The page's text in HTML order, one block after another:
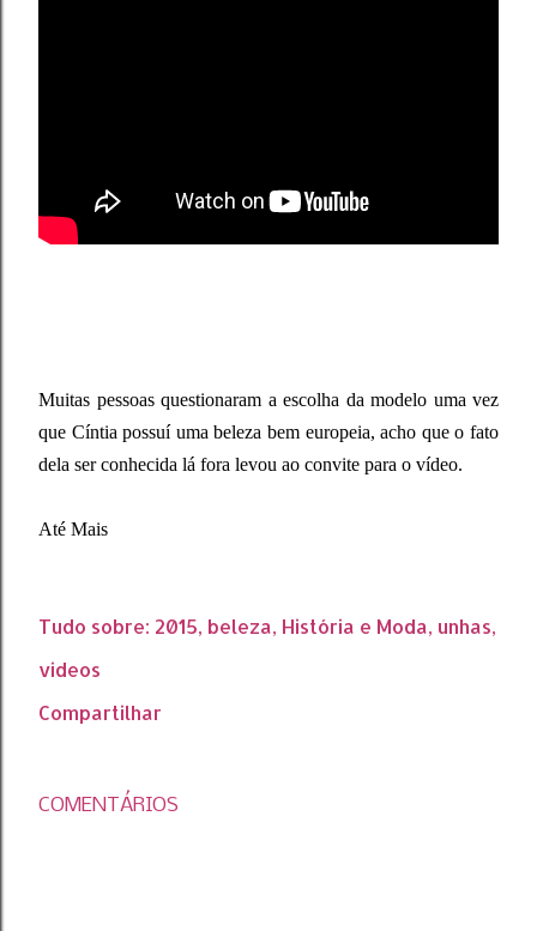
Muitas pessoas questionaram a escolha da modelo uma vez
que Cíntia possuí uma beleza bem europeia, acho que o fato
dela ser conhecida lá fora levou ao convite para o vídeo.
Até Mais
Tudo sobre: 2015 beleza História e Moda unhas
videos
Compartilhar
COMENTÁRIOS